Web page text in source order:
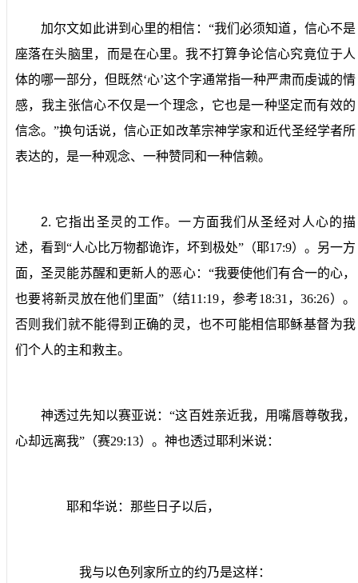
加尔文如此讲到心里的相信：“我们必须知道，信心不是
座落在头脑里，而是在心里。我不打算争论信心究竟位于人
体的哪一部分，但既然‘心’这个字通常指一种严肃而虔诚的情
感，我主张信心不仅是一个理念，它也是一种坚定而有效的
信念。”换句话说，信心正如改革宗神学家和近代圣经学者所
表达的，是一种观念、一种赞同和一种信赖。
2. 它指出圣灵的工作。一方面我们从圣经对人心的描
述，看到“人心比万物都诡诈，坏到极处”（耶17:9）。另一方
面，圣灵能苏醒和更新人的恶心：“我要使他们有合一的心，
也要将新灵放在他们里面”（结11:19，参考18:31 ，36:26）。
否则我们就不能得到正确的灵，也不可能相信耶稣基督为我
们个人的主和救主。
神透过先知以赛亚说：“这百姓亲近我，用嘴唇尊敬我，
心却远离我”（赛29:13）。神也透过耶利米说：
耶和华说：那些日子以后，
我与以色列家所立的约乃是这样：